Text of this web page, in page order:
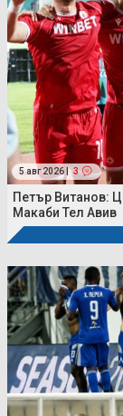
5 авг 2026 | 3
Петър Витанов:
Макаби Тел Авив